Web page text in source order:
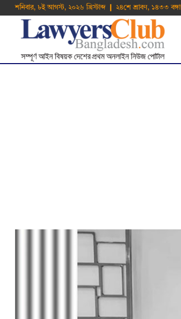
শনিবার, ৮ই আগস্ট, ২০২৬ খ্রিস্টাব্দ ❙ ২৪শে শ্রাবণ, ১৪৩৩